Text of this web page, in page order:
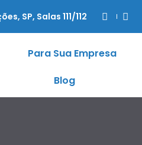
SP, Salas 111/112
Para Sua Empresa
Blog